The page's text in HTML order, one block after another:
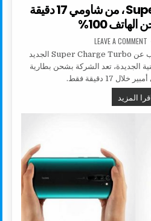
Super Charge Turbo ، من شاومي 17 دقيقة
100%
LEAVE A COMMENTON SUPER CHARGE TURBO ، من شاومي 17 دقيقة كافية لشحن الهاتف 100%
كشفت شركة Xiaomi النقاب عن Super Charge Turbo الجديد
التقنية الجديدة، تعد الشركة بشحن بطارية
المزيد